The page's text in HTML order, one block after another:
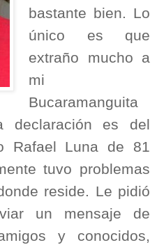
bastante bien. Lo
único es que
extraño mucho a
mi
Bucaramanguita
es del
Rafael Luna de 81
tuvo problemas
reside. Le pidió
un mensaje de
y conocidos,